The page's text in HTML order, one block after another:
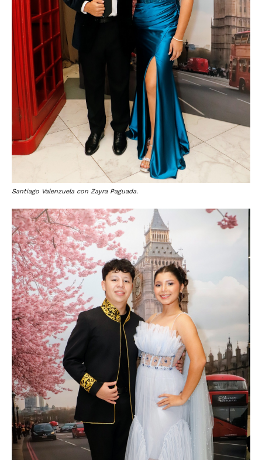
Santiago Valenzuela con Zayra Paguada.